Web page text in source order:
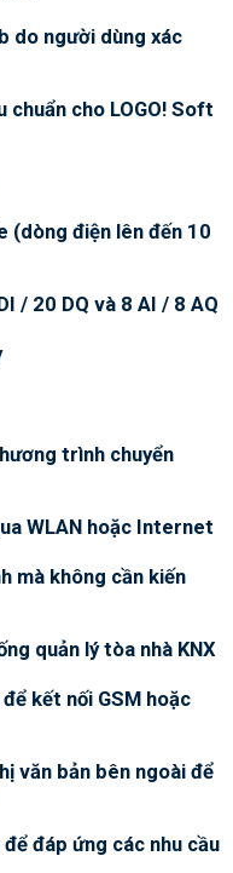
do người dùng xác
cho LOGO! Soft
(dòng điện lên đến 10
/ 20 DQ và 8 AI / 8 AQ
trình chuyển
WLAN hoặc Internet
mà không cần kiến
quản lý tòa nhà KNX
kết nối GSM hoặc
văn bản bên ngoài để
đáp ứng các nhu cầu